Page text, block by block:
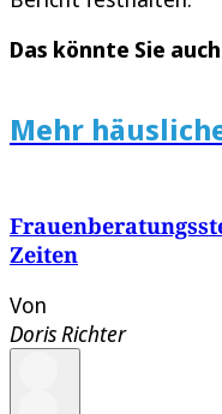
Das könnte Sie
Mehr
Zeiten
Von
Doris Richter